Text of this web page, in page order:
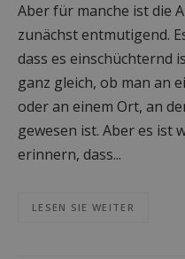
Aber für manche ist die
zunächst entmutigend.
dass es einschüchternd
ganz gleich, ob man an
oder an einem Ort, an
gewesen ist. Aber es ist
erinnern, dass...
LESEN SIE WEITER